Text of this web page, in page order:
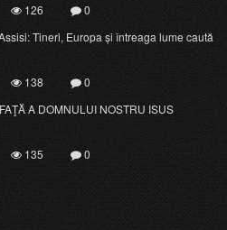
126
0
Tineri, Europa și întreaga lume caută
138
0
A DOMNULUI NOSTRU ISUS
135 0